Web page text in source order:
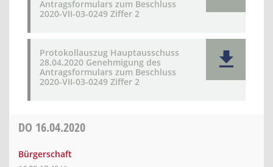
Antragsformulars zum Beschluss
2020-VII-03-0249 Ziffer 2
Protokollauszug Hauptausschuss
28.04.2020 Genehmigung des
Antragsformulars zum Beschluss
2020-VII-03-0249 Ziffer 2
DO 16.04.2020
Bürgerschaft